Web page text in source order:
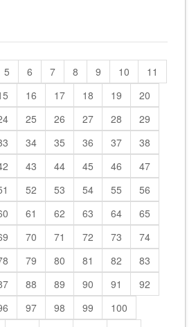
5 6 7 8 9 10
11
16 17 18 19
20
25 26 27 28
29
34 35 36 37
38
43 44 45 46
47
52 53 54 55
56
61 62 63 64
65
70 71 72 73
74
79 80 81 82
83
88 89 90 91
92
97 98 99
100